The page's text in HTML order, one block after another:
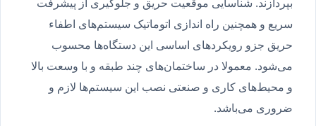
سریع و همچنین راه اندازی اتوماتیک سیستم‌های اطفاء
حریق جزو رویکردهای اساسی این دستگاه‌ها محسوب
می‌شود. معمولا در ساختمان‌های چند طبقه و با وسعت بالا
و محیط‌های کاری و صنعتی نصب این سیستم‌ها لازم و
ضروری می‌باشد.